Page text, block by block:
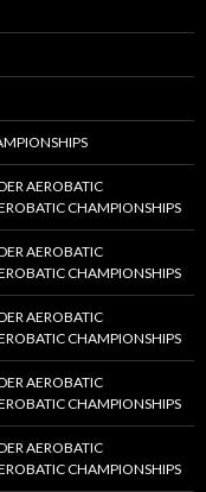
AEROBATIC
CHAMPIONSHIPS
AEROBATIC
CHAMPIONSHIPS
AEROBATIC
CHAMPIONSHIPS
AEROBATIC
CHAMPIONSHIPS
AEROBATIC
CHAMPIONSHIPS